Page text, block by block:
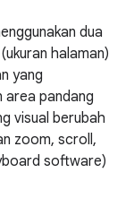
dua
halaman)
yang
area pandang
visual berubah
zoom, scroll,
software)